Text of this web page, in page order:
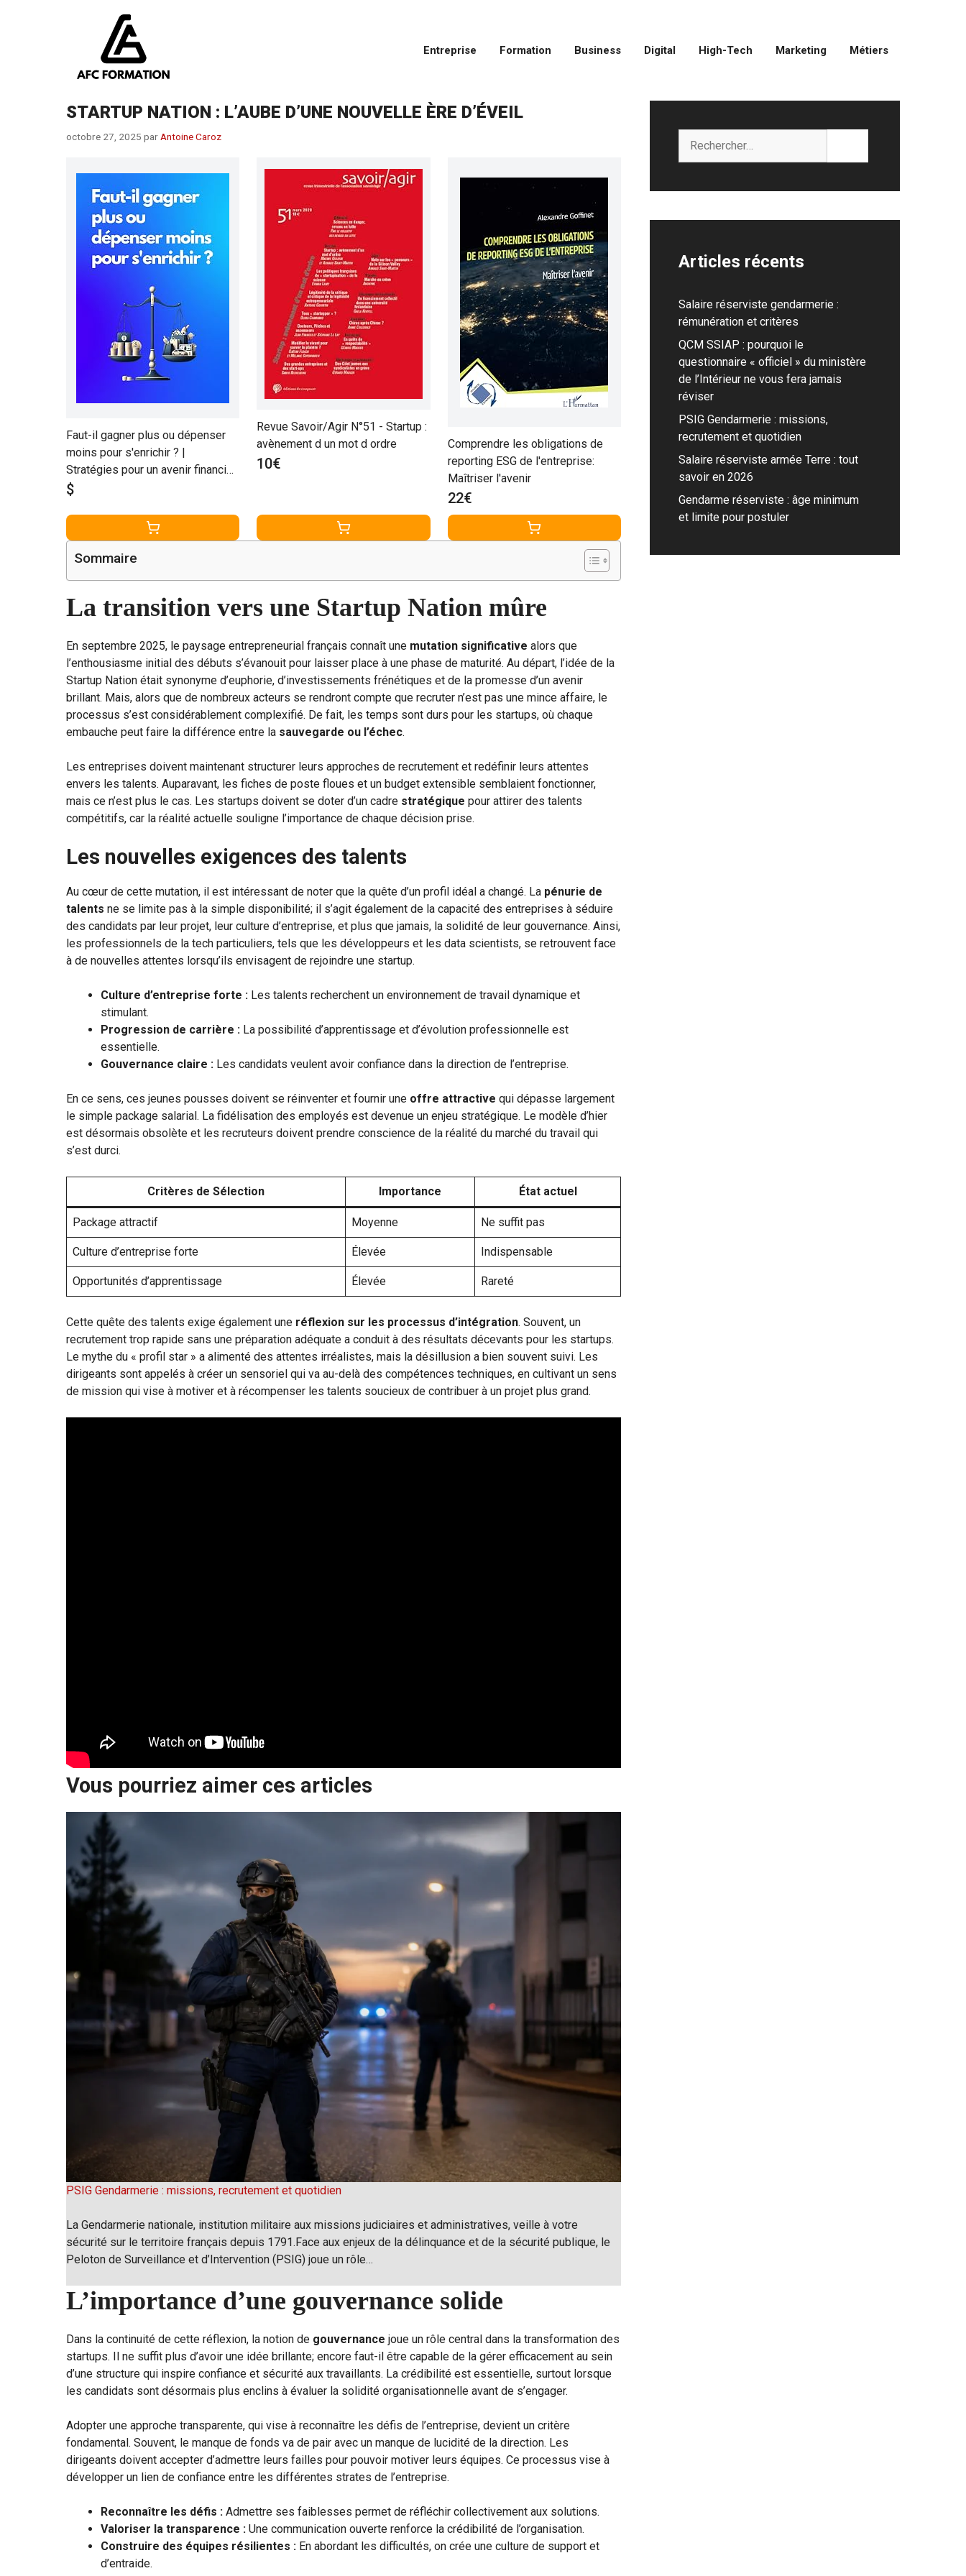
Entreprise Formation Business Digital High-Tech Marketing Métiers
STARTUP NATION : L’AUBE D’UNE NOUVELLE ÈRE D’ÉVEIL
octobre 27, 2025 parAntoine Caroz
Faut-il gagner plus ou dépenser
moins pour s'enrichir ? |
Stratégies pour un avenir financier
stable
$
Revue Savoir/Agir N°51 - Startup :
avènement d un mot d ordre
10€
Comprendre les obligations de
reporting ESG de l'entreprise:
Maîtriser l'avenir
22€
Sommaire
La transition vers une Startup Nation mûre
En septembre 2025, le paysage entrepreneurial français connaît une mutation significative alors que
l’enthousiasme initial des débuts s’évanouit pour laisser place à une phase de maturité. Au départ, l’idée de la
Startup Nation était synonyme d’euphorie, d’investissements frénétiques et de la promesse d’un avenir
brillant. Mais, alors que de nombreux acteurs se rendront compte que recruter n’est pas une mince affaire, le
processus s’est considérablement complexifié. De fait, les temps sont durs pour les startups, où chaque
embauche peut faire la différence entre la sauvegarde ou l’échec.
Les entreprises doivent maintenant structurer leurs approches de recrutement et redéfinir leurs attentes
envers les talents. Auparavant, les fiches de poste floues et un budget extensible semblaient fonctionner,
mais ce n’est plus le cas. Les startups doivent se doter d’un cadre stratégique pour attirer des talents
compétitifs, car la réalité actuelle souligne l’importance de chaque décision prise.
Les nouvelles exigences des talents
Au cœur de cette mutation, il est intéressant de noter que la quête d’un profil idéal a changé. La pénurie de
talents ne se limite pas à la simple disponibilité; il s’agit également de la capacité des entreprises à séduire
des candidats par leur projet, leur culture d’entreprise, et plus que jamais, la solidité de leur gouvernance. Ainsi,
les professionnels de la tech particuliers, tels que les développeurs et les data scientists, se retrouvent face
à de nouvelles attentes lorsqu’ils envisagent de rejoindre une startup.
Culture d’entreprise forte : Les talents recherchent un environnement de travail dynamique et
stimulant.
Progression de carrière : La possibilité d’apprentissage et d’évolution professionnelle est
essentielle.
Gouvernance claire : Les candidats veulent avoir confiance dans la direction de l’entreprise.
En ce sens, ces jeunes pousses doivent se réinventer et fournir une offre attractive qui dépasse largement
le simple package salarial. La fidélisation des employés est devenue un enjeu stratégique. Le modèle d’hier
est désormais obsolète et les recruteurs doivent prendre conscience de la réalité du marché du travail qui
s’est durci.
Critères de Sélection Importance État actuel
Package attractif Moyenne Ne suffit pas
Culture d’entreprise forte Élevée Indispensable
Opportunités d’apprentissage Élevée Rareté
Cette quête des talents exige également une réflexion sur les processus d’intégration. Souvent, un
recrutement trop rapide sans une préparation adéquate a conduit à des résultats décevants pour les startups.
Le mythe du « profil star » a alimenté des attentes irréalistes, mais la désillusion a bien souvent suivi. Les
dirigeants sont appelés à créer un sensoriel qui va au-delà des compétences techniques, en cultivant un sens
de mission qui vise à motiver et à récompenser les talents soucieux de contribuer à un projet plus grand.
Vous pourriez aimer ces articles
PSIG Gendarmerie : missions, recrutement et quotidien
La Gendarmerie nationale, institution militaire aux missions judiciaires et administratives, veille à votre
sécurité sur le territoire français depuis 1791.Face aux enjeux de la délinquance et de la sécurité publique, le
Peloton de Surveillance et d’Intervention (PSIG) joue un rôle…
L’importance d’une gouvernance solide
Dans la continuité de cette réflexion, la notion de gouvernance joue un rôle central dans la transformation des
startups. Il ne suffit plus d’avoir une idée brillante; encore faut-il être capable de la gérer efficacement au sein
d’une structure qui inspire confiance et sécurité aux travaillants. La crédibilité est essentielle, surtout lorsque
les candidats sont désormais plus enclins à évaluer la solidité organisationnelle avant de s’engager.
Adopter une approche transparente, qui vise à reconnaître les défis de l’entreprise, devient un critère
fondamental. Souvent, le manque de fonds va de pair avec un manque de lucidité de la direction. Les
dirigeants doivent accepter d’admettre leurs failles pour pouvoir motiver leurs équipes. Ce processus vise à
développer un lien de confiance entre les différentes strates de l’entreprise.
Reconnaître les défis : Admettre ses faiblesses permet de réfléchir collectivement aux solutions.
Valoriser la transparence : Une communication ouverte renforce la crédibilité de l’organisation.
Construire des équipes résilientes : En abordant les difficultés, on crée une culture de support et
d’entraide.
Articles récents
Salaire réserviste gendarmerie :
rémunération et critères
QCM SSIAP : pourquoi le
questionnaire « officiel » du ministère
de l’Intérieur ne vous fera jamais
réviser
PSIG Gendarmerie : missions,
recrutement et quotidien
Salaire réserviste armée Terre : tout
savoir en 2026
Gendarme réserviste : âge minimum
et limite pour postuler